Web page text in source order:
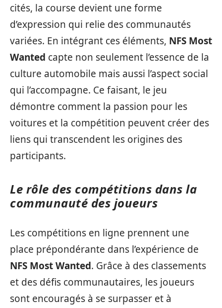
cités, la course devient une forme
d’expression qui relie des communautés
variées. En intégrant ces éléments, NFS Most
Wanted capte non seulement l’essence de la
culture automobile mais aussi l’aspect social
qui l’accompagne. Ce faisant, le jeu
démontre comment la passion pour les
voitures et la compétition peuvent créer des
liens qui transcendent les origines des
participants.
Le rôle des compétitions dans la
communauté des joueurs
Les compétitions en ligne prennent une
place prépondérante dans l’expérience de
NFS Most Wanted. Grâce à des classements
et des défis communautaires, les joueurs
sont encouragés à se surpasser et à